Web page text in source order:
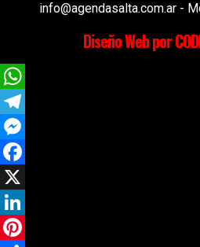
info@agendasalta.com.ar -
Diseño Web por
WhatsApp
Telegram
Messenger
Facebook
X
LinkedIn